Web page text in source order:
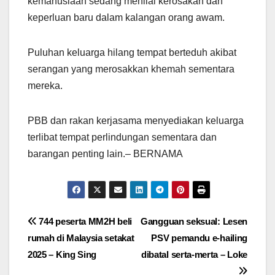
keperluan baru dalam kalangan orang awam.
Puluhan keluarga hilang tempat berteduh akibat
serangan yang merosakkan khemah sementara
mereka.
PBB dan rakan kerjasama menyediakan keluarga
terlibat tempat perlindungan sementara dan
barangan penting lain.– BERNAMA
Post
navigation
Gangguan seksual: Lesen
PSV pemandu e-hailing
dibatal serta-merta – Loke
744 peserta MM2H beli
rumah di Malaysia setakat
2025 – King Sing